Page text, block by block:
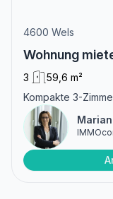
4600 Wels
Wohnung
3
59,6 m²
Kompakte 3-